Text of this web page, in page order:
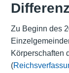
Zu Beginn des
Körperschaften
(